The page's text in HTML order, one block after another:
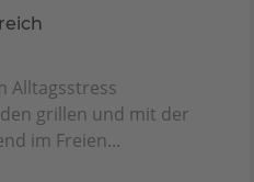
Alltagsstress
grillen und mit der
im Freien...